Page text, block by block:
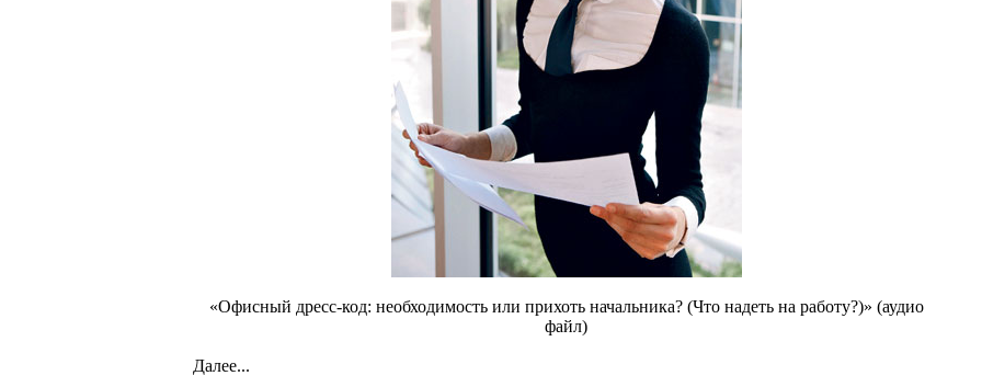
«Офисный дресс-код: необходимость или прихоть начальника? (Что надеть на работу?)» (аудио
файл)
Далее...